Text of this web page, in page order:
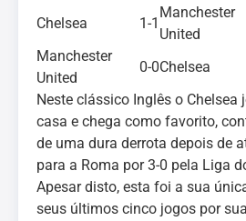
Chelsea
1-1
Manchester
United
Manchester
United
0-0Chelsea
Neste clássico Inglês o Chelsea
casa e chega como favorito,
de uma dura derrota depois de
para a Roma por 3-0 pela Liga
Apesar disto, esta foi a sua
seus últimos cinco jogos por